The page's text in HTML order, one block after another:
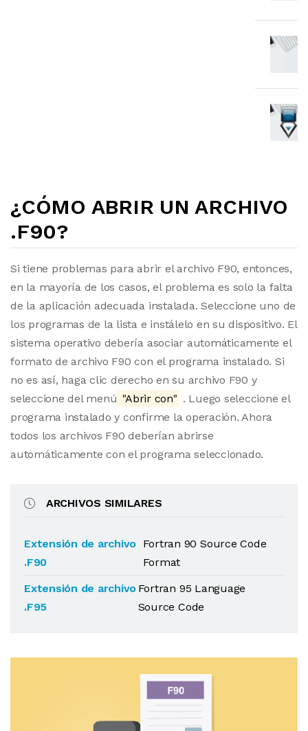
¿CÓMO ABRIR UN ARCHIVO
.F90?
Si tiene problemas para abrir el archivo F90, entonces,
en la mayoría de los casos, el problema es solo la falta
de la aplicación adecuada instalada. Seleccione uno de
los programas de la lista e instálelo en su dispositivo. El
sistema operativo debería asociar automáticamente el
formato de archivo F90 con el programa instalado. Si
no es así, haga clic derecho en su archivo F90 y
seleccione del menú "Abrir con" . Luego seleccione el
programa instalado y confirme la operación. Ahora
todos los archivos F90 deberían abrirse
automáticamente con el programa seleccionado.
ARCHIVOS SIMILARES
Extensión de archivo
.F90
Fortran 90 Source Code
Format
Extensión de archivo
.F95
Fortran 95 Language
Source Code